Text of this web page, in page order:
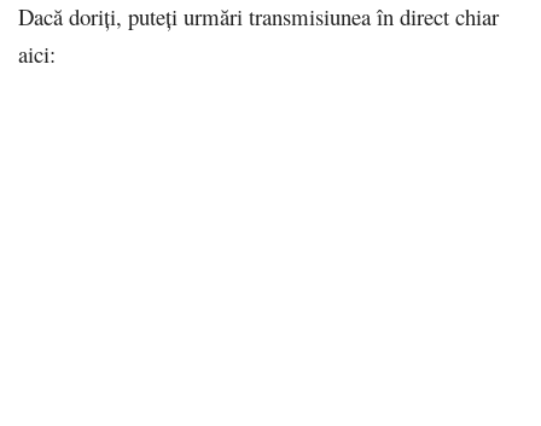
Dacă doriți, puteți urmări transmisiunea în direct chiar
aici: